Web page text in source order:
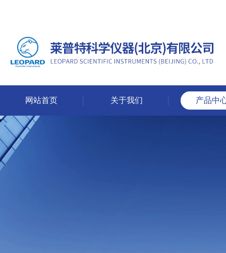
网站首页 关于我们 产品中